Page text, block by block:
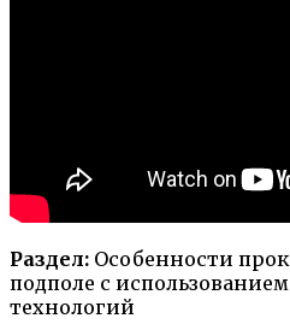
Раздел: Особенности
подполе с
технологий